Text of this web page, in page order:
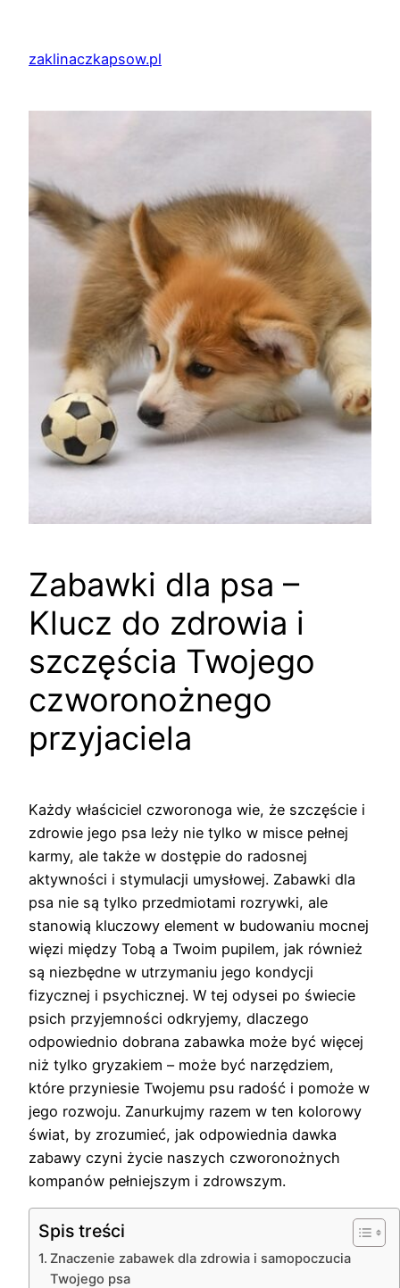
treścizaklinaczkapsow.pl
Zabawki dla psa –
Klucz do zdrowia i
szczęścia Twojego
czworonożnego
przyjaciela
Każdy właściciel czworonoga wie, że szczęście i
zdrowie jego psa leży nie tylko w misce pełnej
karmy, ale także w dostępie do radosnej
aktywności i stymulacji umysłowej. Zabawki dla
psa nie są tylko przedmiotami rozrywki, ale
stanowią kluczowy element w budowaniu mocnej
więzi między Tobą a Twoim pupilem, jak również
są niezbędne w utrzymaniu jego kondycji
fizycznej i psychicznej. W tej odysei po świecie
psich przyjemności odkryjemy, dlaczego
odpowiednio dobrana zabawka może być więcej
niż tylko gryzakiem – może być narzędziem,
które przyniesie Twojemu psu radość i pomoże w
jego rozwoju. Zanurkujmy razem w ten kolorowy
świat, by zrozumieć, jak odpowiednia dawka
zabawy czyni życie naszych czworonożnych
kompanów pełniejszym i zdrowszym.
Spis treści
Znaczenie zabawek dla zdrowia i samopoczucia
Twojego psa